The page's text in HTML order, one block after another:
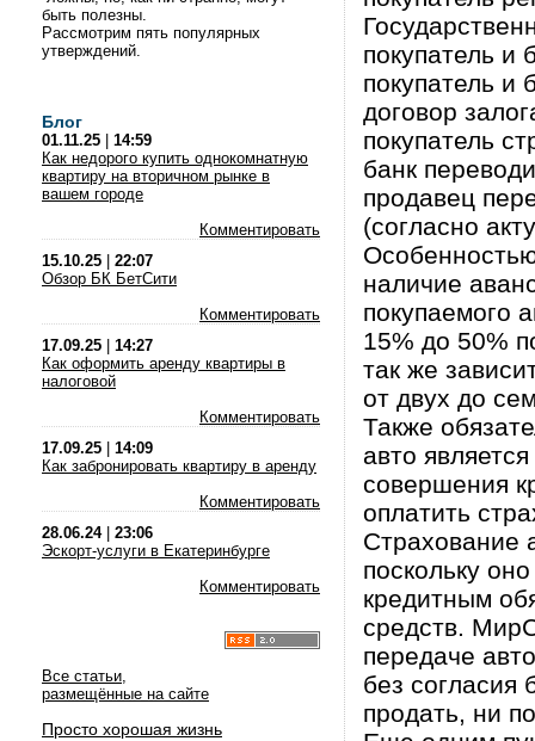
быть полезны.
Рассмотрим пять популярных
утверждений.
Блог
01.11.25
14:59
Как недорого купить однокомнатную
квартиру на вторичном рынке в
вашем городе
Комментировать
15.10.25
22:07
Обзор БК БетСити
Комментировать
17.09.25
14:27
Как оформить аренду квартиры в
налоговой
Комментировать
17.09.25
14:09
Как забронировать квартиру в аренду
Комментировать
28.06.24| 23:06
Эскорт-услуги в Екатеринбурге
Комментировать
Все статьи,
размещённые на сайте
Просто хорошая жизнь
покупатель и
покупатель и
договор
покупатель
банк
продавец
(согласно
наличие
покупаемого
15% до 50%
так же
от двух до
Также
авто
совершения
оплатить
Страхование
поскольку
кредитным
средств.
передаче
без согласия
продать, ни